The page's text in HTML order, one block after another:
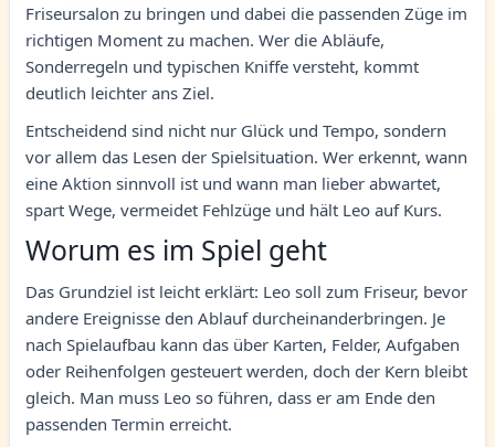
Friseursalon zu bringen und dabei die passenden Züge im
richtigen Moment zu machen. Wer die Abläufe,
Sonderregeln und typischen Kniffe versteht, kommt
deutlich leichter ans Ziel.
Entscheidend sind nicht nur Glück und Tempo, sondern
vor allem das Lesen der Spielsituation. Wer erkennt, wann
eine Aktion sinnvoll ist und wann man lieber abwartet,
spart Wege, vermeidet Fehlzüge und hält Leo auf Kurs.
Worum es im Spiel geht
Das Grundziel ist leicht erklärt: Leo soll zum Friseur, bevor
andere Ereignisse den Ablauf durcheinanderbringen. Je
nach Spielaufbau kann das über Karten, Felder, Aufgaben
oder Reihenfolgen gesteuert werden, doch der Kern bleibt
gleich. Man muss Leo so führen, dass er am Ende den
passenden Termin erreicht.